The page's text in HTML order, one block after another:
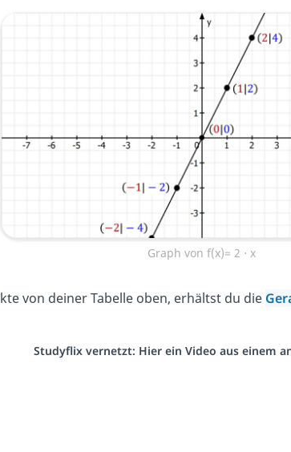
Graph von f(x)= 2 ⋅ x
von deiner Tabelle oben, erhältst du die
Studyflix vernetzt: Hier ein Video aus einem